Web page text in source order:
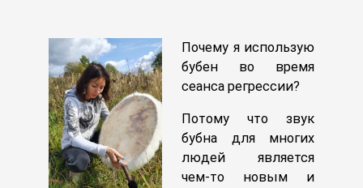
Почему я использую
бубен во время
сеанса регрессии?
Потому что звук
бубна для многих
людей является
чем-то новым и